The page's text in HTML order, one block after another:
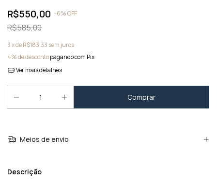
R$550,00 -6%OFF
R$585,00
3x deR$183,33 sem juros
4% de descontopagando com Pix
Ver mais detalhes
Meios de envio
Descrição